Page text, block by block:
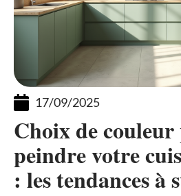
17/09/2025
Choix de
peindre votre
: les tendances à